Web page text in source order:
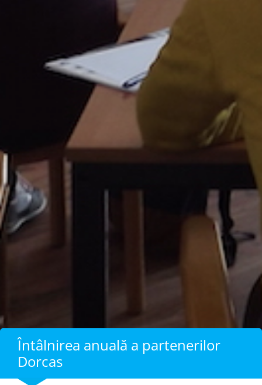
Întâlnirea anuală a partenerilor
Dorcas